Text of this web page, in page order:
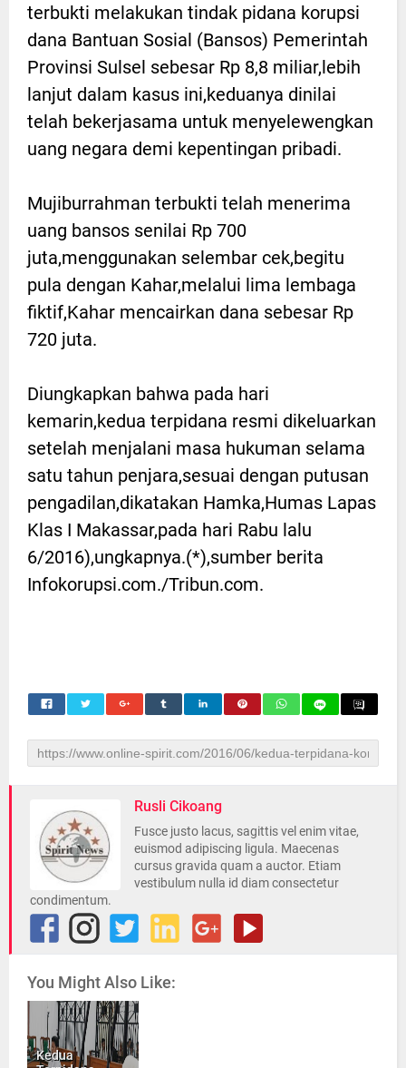
terbukti melakukan tindak pidana korupsi
dana Bantuan Sosial (Bansos) Pemerintah
Provinsi Sulsel sebesar Rp 8,8 miliar,lebih
lanjut dalam kasus ini,keduanya dinilai
telah bekerjasama untuk menyelewengkan
uang negara demi kepentingan pribadi.
Mujiburrahman terbukti telah menerima
uang bansos senilai Rp 700
juta,menggunakan selembar cek,begitu
pula dengan Kahar,melalui lima lembaga
fiktif,Kahar mencairkan dana sebesar Rp
720 juta.
Diungkapkan bahwa pada hari
kemarin,kedua terpidana resmi dikeluarkan
setelah menjalani masa hukuman selama
satu tahun penjara,sesuai dengan putusan
pengadilan,dikatakan Hamka,Humas Lapas
Klas I Makassar,pada hari Rabu lalu
6/2016),ungkapnya.(*),sumber berita
Infokorupsi.com./Tribun.com.
Rusli Cikoang
Fusce justo lacus, sagittis vel enim vitae,
euismod adipiscing ligula. Maecenas
cursus gravida quam a auctor. Etiam
vestibulum nulla id diam consectetur
condimentum.
You Might Also Like:
Kedua